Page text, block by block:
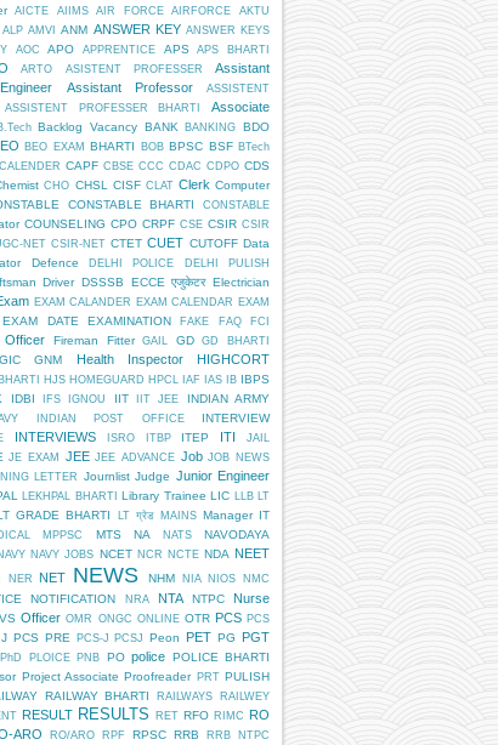
AICTE AIIMS AIR FORCE AIRFORCE
AKTU
ALP AMVI ANM ANSWER KEY ANSWER KEYS
AOC APO APPRENTICE APS APS BHARTI
ARTO ASISTENT PROFESSER
Assistant
Assistant Professor
ASSISTENT
ASSISTENT PROFESSER BHARTI
Associate
Backlog Vacancy BANK BANKING BDO
BEO EXAM BHARTI BOB BPSC BSF BTech
CALENDER CAPF CBSE CCC CDAC CDPO CDS
CHO CHSL CISF CLAT Clerk Computer
CONSTABLE BHARTI
CONSTABLE
COUNSELING CPO CRPF CSE CSIR CSIR
NET CSIR-NET CTET CUET CUTOFF Data
Defence DELHI POLICE DELHI PULISH
Driver DSSSB ECCE एजुकेटर Electrician
EXAM CALANDER EXAM CALENDAR EXAM
EXAM DATE EXAMINATION FAKE FAQ
FCI
Officer Fireman Fitter GAIL GD GD BHARTI
GIC GNM Health Inspector HIGHCORT
HJS HOMEGUARD HPCL IAF IAS IB IBPS
IDBI IFS IGNOU IIT IIT JEE INDIAN ARMY
INDIAN POST OFFICE INTERVIEW
INTERVIEWS ISRO ITBP ITEP ITI
JAIL
JE EXAM JEE JEE ADVANCE Job JOB NEWS
LETTER Journlist Judge Junior Engineer
LEKHPAL BHARTI Library Trainee LIC LLB LT
GRADE BHARTI LT ग्रेड MAINS Manager IT
MPPSC MTS NA NATS
NAVODAYA
NAVY JOBS NCET NCR NCTE NDA NEET
NER NET NEWS NHM NIA NIOS
NMC
NOTIFICATION NRA NTA NTPC Nurse
Officer OMR ONGC ONLINE OTR PCS PCS
PCS PRE PCS-J PCSJ Peon PET PG PGT
PhD PLOICE PNB PO police POLICE BHARTI
Project Associate Proofreader PRT PULISH
RAILWAY BHARTI RAILWAYS
RAILWEY
RESULT RESULTS RET RFO RIMC RO
ARO RO/ARO RPF RPSC RRB
RRB NTPC